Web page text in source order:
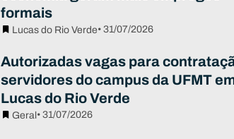
formais
Lucas do Rio Verde• 31/07/2026
Autorizadas vagas para
servidores do campus da UFMT
Lucas do Rio Verde
Geral • 31/07/2026